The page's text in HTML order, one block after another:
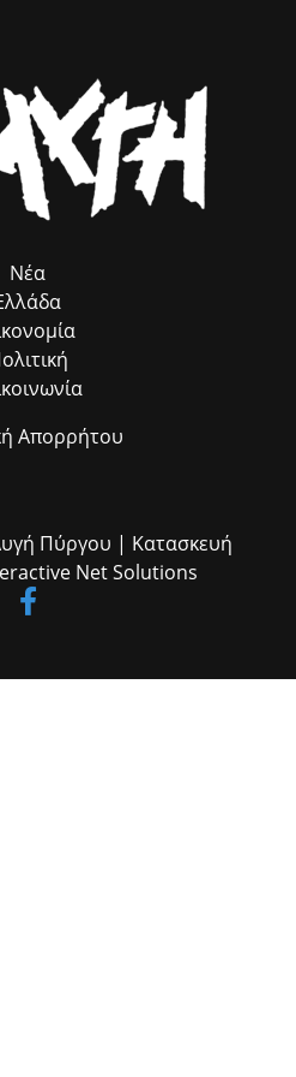
Νέα
Απορρήτου
Πύργου | Κατασκευή
Net Solutions